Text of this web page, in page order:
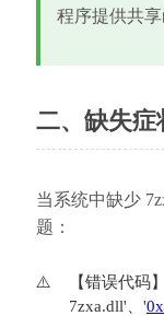
程序提供共享
二、缺失症
当系统中缺少
题：
【错误代码
7zxa.dll'、'